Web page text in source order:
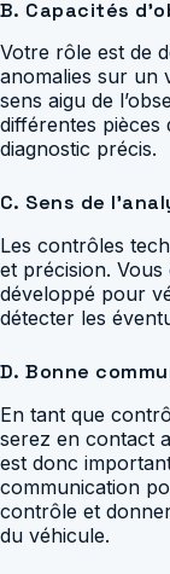
B. Capacités
Votre rôle est de
anomalies sur un
sens aigu de
différentes
diagnostic précis.
C. Sens de
Les contrôles
et précision. Vous
développé pour
détecter les
D. Bonne
En tant que
serez en contact
est donc
communication
contrôle et
du véhicule.